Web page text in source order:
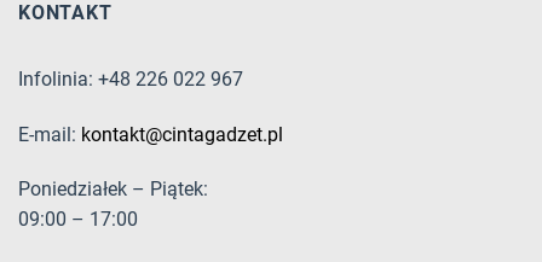
KONTAKT
Infolinia: +48 226 022 967
E-mail: kontakt@cintagadzet.pl
Poniedziałek – Piątek:
09:00 – 17:00